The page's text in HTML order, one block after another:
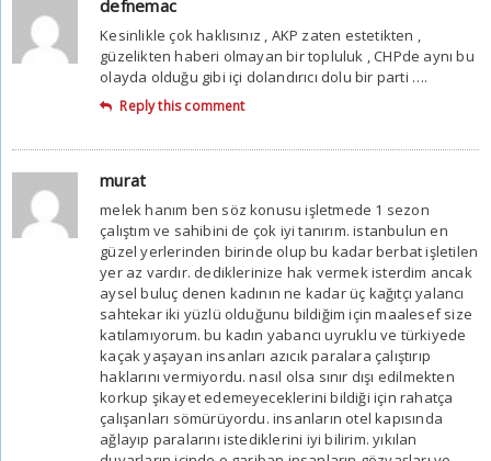
defnemac
Kesinlikle çok haklısınız , AKP zaten estetikten ,
güzelikten haberi olmayan bir topluluk , CHPde aynı bu
olayda olduğu gibi içi dolandırıcı dolu bir parti ….
Reply this comment
murat
melek hanım ben söz konusu işletmede 1 sezon
çalıştım ve sahibini de çok iyi tanırım. istanbulun en
güzel yerlerinden birinde olup bu kadar berbat işletilen
yer az vardır. dediklerinize hak vermek isterdim ancak
aysel buluç denen kadının ne kadar üç kağıtçı yalancı
sahtekar iki yüzlü olduğunu bildiğim için maalesef size
katılamıyorum. bu kadın yabancı uyruklu ve türkiyede
kaçak yaşayan insanları azıcık paralara çalıştırıp
haklarını vermiyordu. nasıl olsa sınır dışı edilmekten
korkup şikayet edemeyeceklerini bildiği için rahatça
çalışanları sömürüyordu. insanların otel kapısında
ağlayıp paralarını istediklerini iyi bilirim. yıkılan